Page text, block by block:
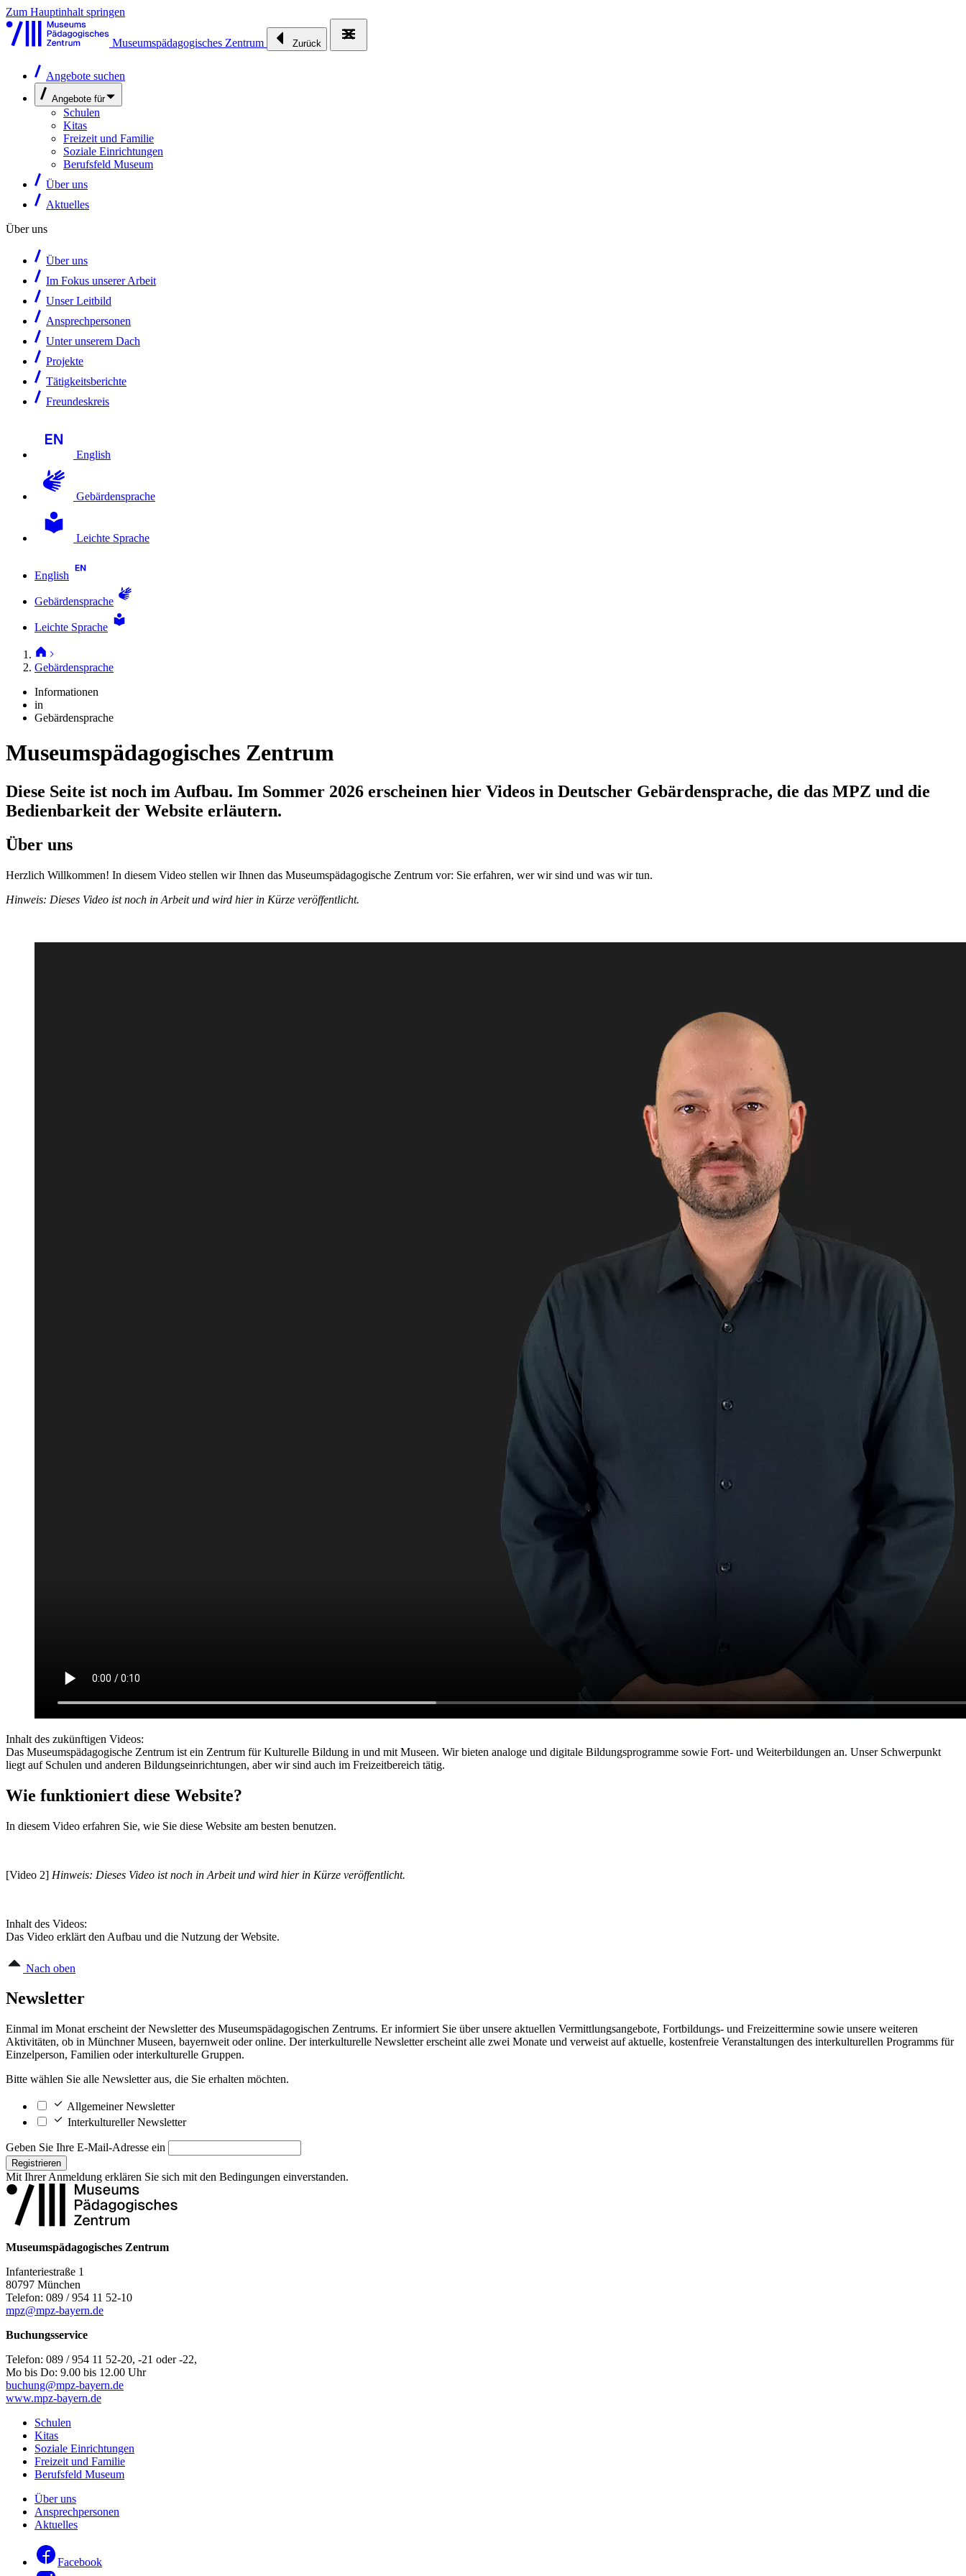
Zum Hauptinhalt springen
Museumspädagogisches Zentrum Zurück
Angebote suchen
Angebote für
Schulen
Kitas
Freizeit und Familie
Soziale Einrichtungen
Berufsfeld Museum
Über uns
Aktuelles
Über uns
Über uns
Im Fokus unserer Arbeit
Unser Leitbild
Ansprechpersonen
Unter unserem Dach
Projekte
Tätigkeitsberichte
Freundeskreis
English
Gebärdensprache
Leichte Sprache
English
Gebärdensprache
Leichte Sprache
Gebärdensprache
Informationen
in
Gebärdensprache
Museumspädagogisches Zentrum
Diese Seite ist noch im Aufbau. Im Sommer 2026 erscheinen hier Videos in Deutscher Gebärdensprache, die das MPZ und die
Bedienbarkeit der Website erläutern.
Über uns
Herzlich Willkommen! In diesem Video stellen wir Ihnen das Museumspädagogische Zentrum vor: Sie erfahren, wer wir sind und was wir tun.
Hinweis: Dieses Video ist noch in Arbeit und wird hier in Kürze veröffentlicht.
Inhalt des zukünftigen Videos:
Das Museumspädagogische Zentrum ist ein Zentrum für Kulturelle Bildung in und mit Museen. Wir bieten analoge und digitale Bildungsprogramme sowie Fort- und Weiterbildungen an. Unser Schwerpunkt
liegt auf Schulen und anderen Bildungseinrichtungen, aber wir sind auch im Freizeitbereich tätig.
Wie funktioniert diese Website?
In diesem Video erfahren Sie, wie Sie diese Website am besten benutzen.
[Video 2] Hinweis: Dieses Video ist noch in Arbeit und wird hier in Kürze veröffentlicht.
Inhalt des Videos:
Das Video erklärt den Aufbau und die Nutzung der Website.
Nach oben
Newsletter
Einmal im Monat erscheint der Newsletter des Museumspädagogischen Zentrums. Er informiert Sie über unsere aktuellen Vermittlungsangebote, Fortbildungs- und Freizeittermine sowie unsere weiteren
Aktivitäten, ob in Münchner Museen, bayernweit oder online. Der interkulturelle Newsletter erscheint alle zwei Monate und verweist auf aktuelle, kostenfreie Veranstaltungen des interkulturellen Programms für
Einzelperson, Familien oder interkulturelle Gruppen.
Bitte wählen Sie alle Newsletter aus, die Sie erhalten möchten.
Allgemeiner Newsletter
Interkultureller Newsletter
Geben Sie Ihre E-Mail-Adresse ein
Registrieren
Mit Ihrer Anmeldung erklären Sie sich mit den Bedingungen einverstanden.
Museumspädagogisches Zentrum
Infanteriestraße 1
80797 München
Telefon: 089 / 954 11 52-10
mpz@mpz-bayern.de
Buchungsservice
Telefon: 089 / 954 11 52-20, -21 oder -22,
Mo bis Do: 9.00 bis 12.00 Uhr
buchung@mpz-bayern.de
www.mpz-bayern.de
Schulen
Kitas
Soziale Einrichtungen
Freizeit und Familie
Berufsfeld Museum
Über uns
Ansprechpersonen
Aktuelles
Facebook